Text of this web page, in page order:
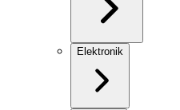
Elektronik